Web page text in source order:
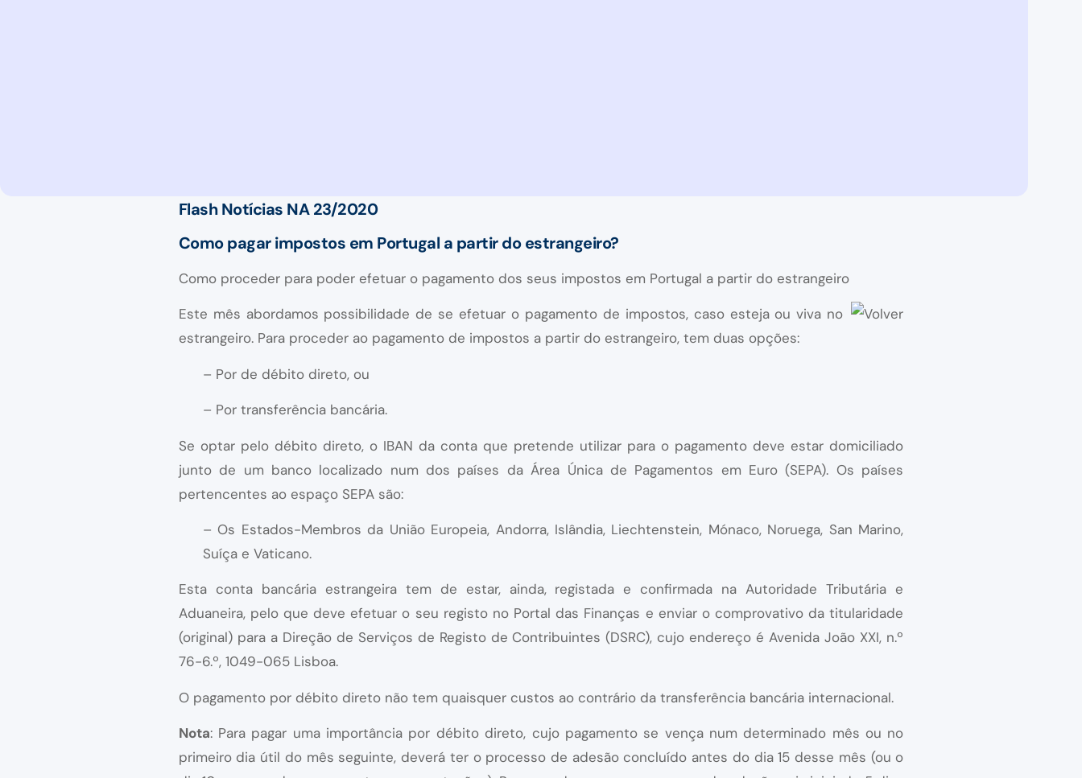
Flash Notícias NA 23/2020
Como pagar impostos em Portugal a partir do estrangeiro?
Como proceder para poder efetuar o pagamento dos seus impostos em Portugal a partir do estrangeiro
Este mês abordamos possibilidade de se efetuar o pagamento de impostos, caso esteja ou viva no
estrangeiro. Para proceder ao pagamento de impostos a partir do estrangeiro, tem duas opções:
– Por de débito direto, ou
– Por transferência bancária.
Se optar pelo débito direto, o IBAN da conta que pretende utilizar para o pagamento deve estar domiciliado
junto de um banco localizado num dos países da Área Única de Pagamentos em Euro (SEPA). Os países
pertencentes ao espaço SEPA são:
– Os Estados-Membros da União Europeia, Andorra, Islândia, Liechtenstein, Mónaco, Noruega, San Marino,
Suíça e Vaticano.
Esta conta bancária estrangeira tem de estar, ainda, registada e confirmada na Autoridade Tributária e
Aduaneira, pelo que deve efetuar o seu registo no Portal das Finanças e enviar o comprovativo da titularidade
(original) para a Direção de Serviços de Registo de Contribuintes (DSRC), cujo endereço é Avenida João XXI, n.º
76-6.º, 1049-065 Lisboa.
O pagamento por débito direto não tem quaisquer custos ao contrário da transferência bancária internacional.
Nota: Para pagar uma importância por débito direto, cujo pagamento se vença num determinado mês ou no
primeiro dia útil do mês seguinte, deverá ter o processo de adesão concluído antes do dia 15 desse mês (ou o